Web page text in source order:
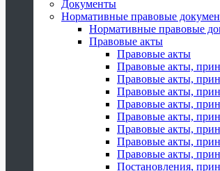
Документы
Нормативные правовые
Нормативные правовые
Правовые акты
Правовые акты
Правовые акты,
Правовые акты,
Правовые акты,
Правовые акты,
Правовые акты,
Правовые акты,
Правовые акты,
Правовые акты,
Постановления,